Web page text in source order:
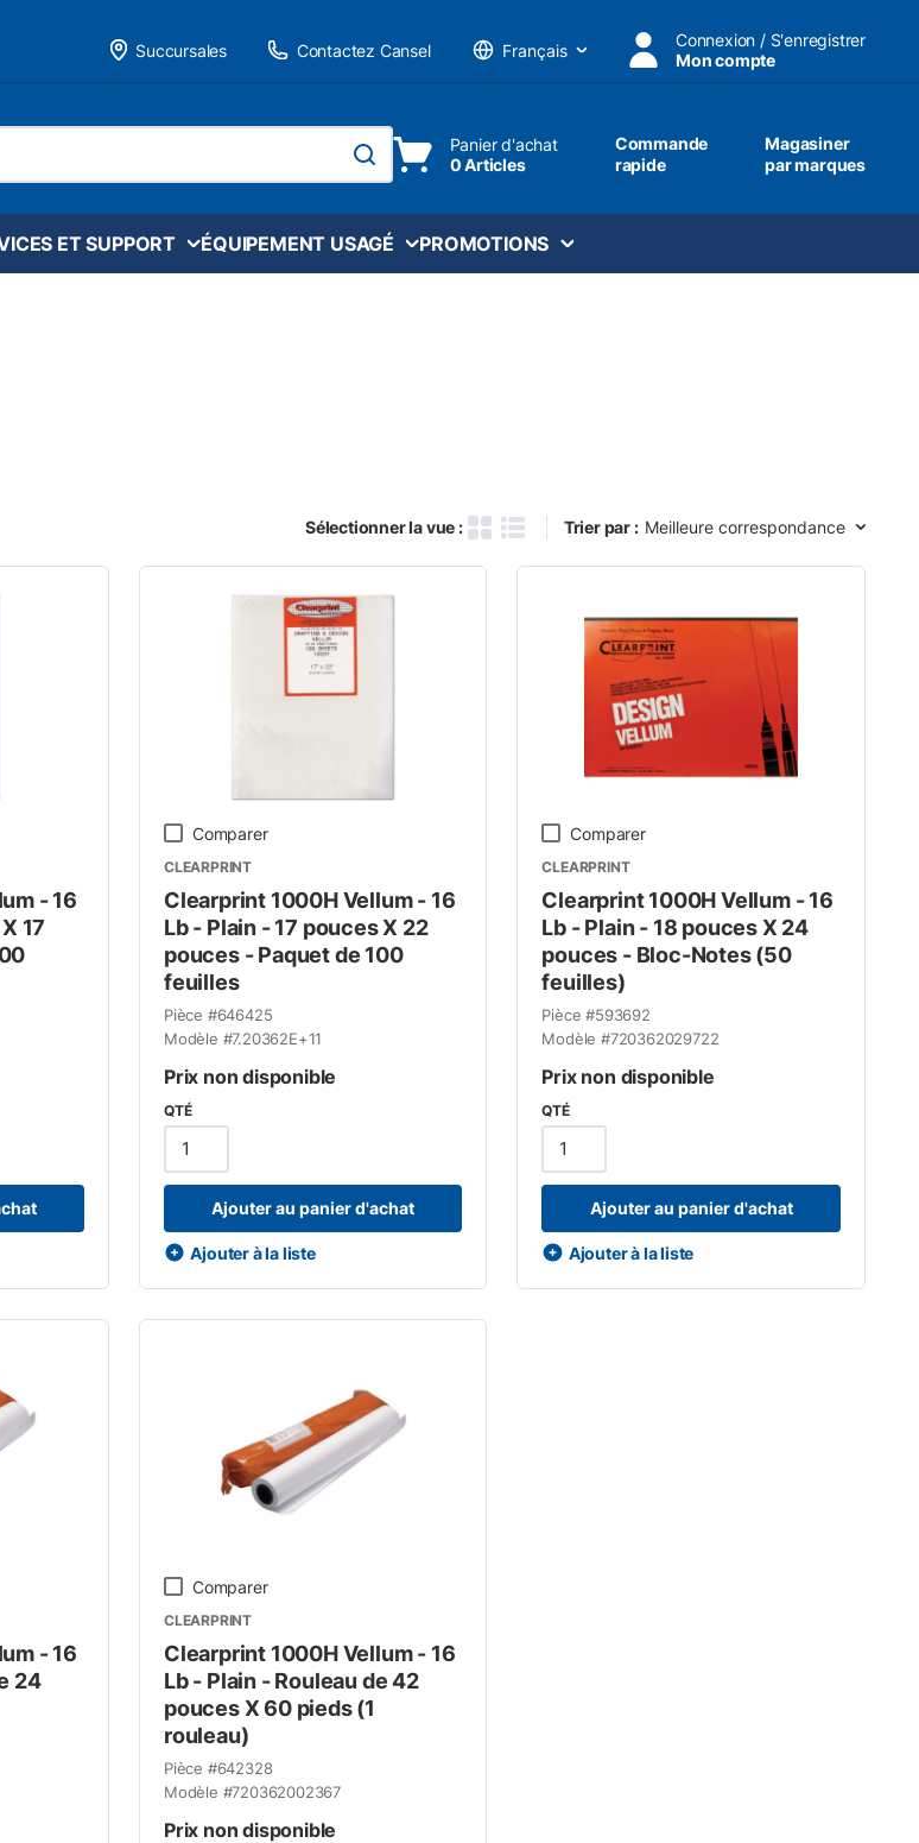
Succursales
Contactez Cansel
Langue
Connexion / S'enregistrer
Mon compte
soumettre une recherche
Panier d'achat
0 Articles
Commande
rapide
Magasiner
par marques
ET SUPPORT ÉQUIPEMENT USAGÉ PROMOTIONS
Sélectionner la vue :
Grille des produits
Vue de la liste des produits
Trier par :
Trier par :
- 16
17
Comparer
CLEARPRINT
Clearprint 1000H Vellum - 16
Lb - Plain - 17 pouces X 22
pouces - Paquet de 100
feuilles
Pièce #646425
Modèle #7.20362E+11
Prix non disponible
QTÉ
Ajouter au panier d'achat
Ajouter à la liste
Comparer
CLEARPRINT
Clearprint 1000H Vellum - 16
Lb - Plain - 18 pouces X 24
pouces - Bloc-Notes (50
feuilles)
Pièce #593692
Modèle #720362029722
Prix non disponible
QTÉ
Ajouter au panier d'achat
Ajouter à la liste
- 16
24
Comparer
CLEARPRINT
Clearprint 1000H Vellum - 16
Lb - Plain - Rouleau de 42
pouces X 60 pieds (1
rouleau)
Pièce #642328
Modèle #720362002367
Prix non disponible